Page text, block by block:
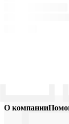
О компании